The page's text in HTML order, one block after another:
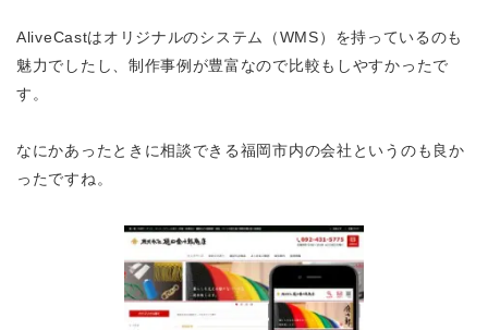
AliveCastはオリジナルのシステム（WMS）を持っているのも
魅力でしたし、制作事例が豊富なので比較もしやすかったで
す。
なにかあったときに相談できる福岡市内の会社というのも良か
ったですね。